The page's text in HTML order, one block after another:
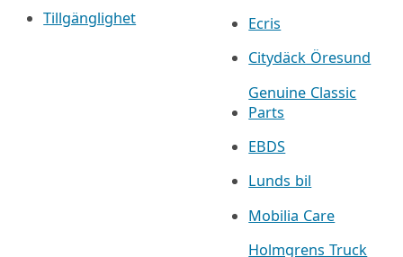
Tillgänglighet
Ecris
Citydäck Öresund
Genuine Classic
Parts
EBDS
Lunds bil
Mobilia Care
Holmgrens Truck